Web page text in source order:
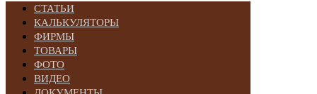
СТАТЬИ
КАЛЬКУЛЯТОРЫ
ФИРМЫ
ТОВАРЫ
ФОТО
ВИДЕО